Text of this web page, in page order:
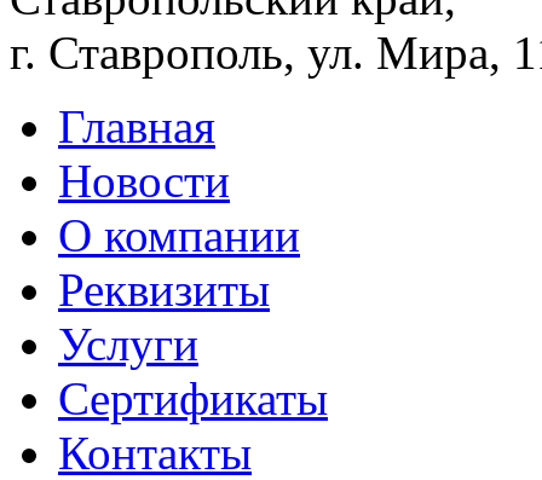
г. Ставрополь, ул. Мира,
Главная
Новости
О компании
Реквизиты
Услуги
Сертификаты
Контакты